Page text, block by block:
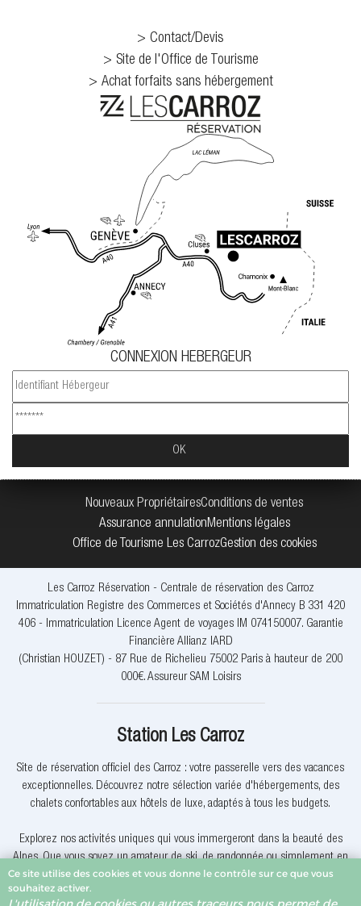
Contact/Devis
Site de l'Office de Tourisme
Achat forfaits sans hébergement
CONNEXION HEBERGEUR
Nouveaux PropriétairesConditions de ventes
Assurance annulationMentions légales
Office de Tourisme Les CarrozGestion des cookies
Les Carroz Réservation - Centrale de réservation des Carroz
Immatriculation Registre des Commerces et Sociétés d'Annecy B 331 420
406 - Immatriculation Licence Agent de voyages IM 074150007. Garantie
Financière Allianz IARD
(Christian HOUZET) - 87 Rue de Richelieu 75002 Paris à hauteur de 200
000€. Assureur SAM Loisirs
Station Les Carroz
Site de réservation officiel des Carroz : votre passerelle vers des vacances
exceptionnelles. Découvrez notre sélection variée d'hébergements, des
chalets confortables aux hôtels de luxe, adaptés à tous les budgets.
Explorez nos activités uniques qui vous immergeront dans la beauté des
Alpes. Que vous soyez un amateur de ski, de randonnée ou simplement en
quête de détente, nous avons quelque chose pour vous.
Ce site utilise des cookies et vous donne le contrôle sur ce que vous
souhaitez activer.